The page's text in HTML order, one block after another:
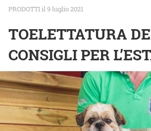
PRODOTTIil 9 luglio 2021
TOELETTATURA
CONSIGLI PER